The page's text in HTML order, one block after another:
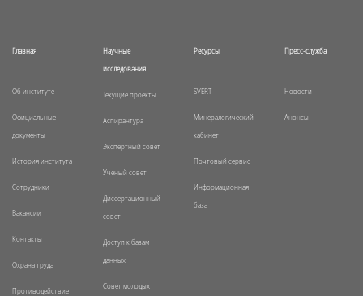
Главная
Об институте
Официальные
документы
История института
Сотрудники
Вакансии
Контакты
Охрана труда
Противодействие
Научные
исследования
Текущие проекты
Аспирантура
Экспертный совет
Ученый совет
Диссертационный
совет
Доступ к базам
данных
Совет молодых
Ресурсы
SVERT
Минералогический
кабинет
Почтовый сервис
Информационная
база
Пресс-служба
Новости
Анонсы